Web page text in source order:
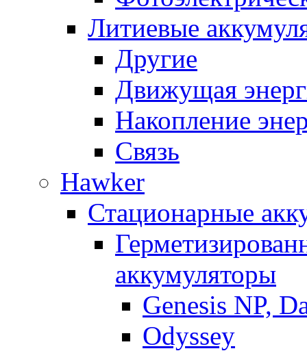
Литиевые
Другие
Движущая
Накопление
Связь
Hawker
Стационарные
аккумуляторы
Genesis NP,
Odyssey